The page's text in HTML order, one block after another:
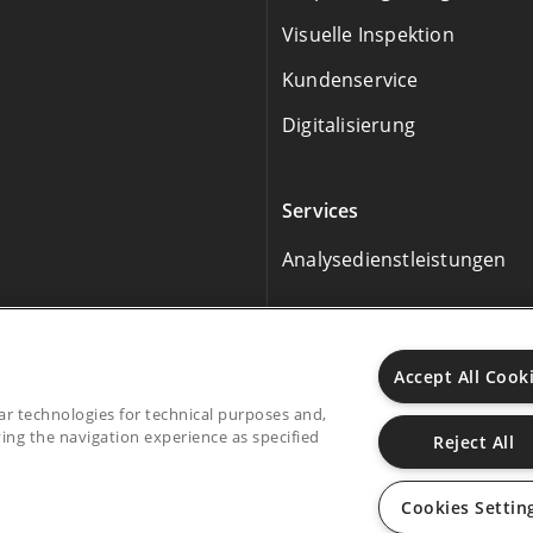
Visuelle Inspektion
Kundenservice
Digitalisierung
Services
Analysedienstleistungen
Vertiva, Fina, MAVIS sind eingetragene Marken von
in einer oder mehreren Gerichtsbarkeiten.
technologies for technical purposes and,
the navigation experience as specified
Accept All
Reject All
Cookies